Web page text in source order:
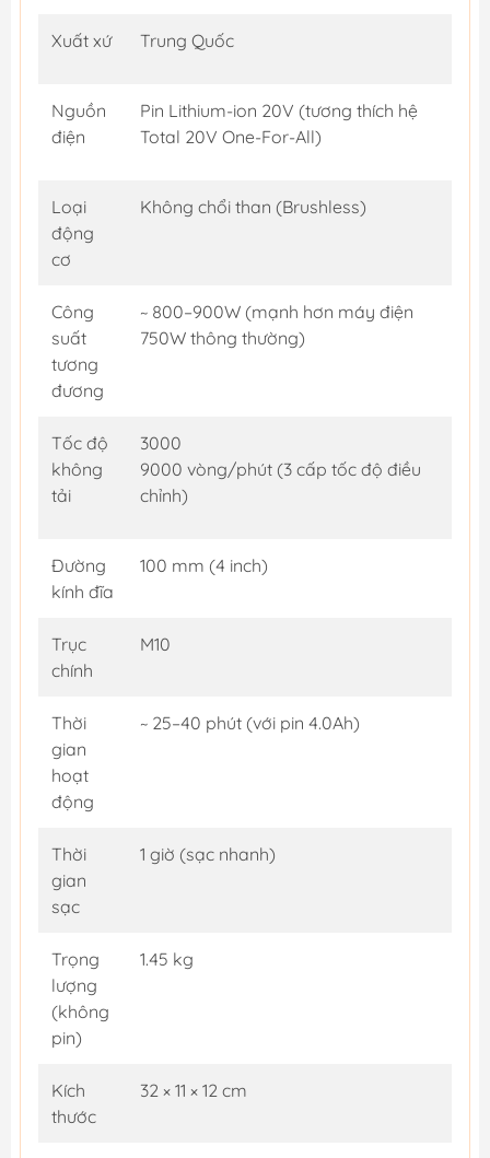
Xuất xứ Trung Quốc
Nguồn
điện
Pin Lithium-ion 20V (tương thích hệ
Total 20V One-For-All)
Loại
động
cơ
Không chổi than (Brushless)
Công
suất
tương
đương
~ 800–900W (mạnh hơn máy điện
750W thông thường)
Tốc độ
không
tải
3000
9000 vòng/phút (3 cấp tốc độ điều
chỉnh)
Đường
kính đĩa
100 mm (4 inch)
Trục
chính
M10
Thời
gian
hoạt
động
~ 25–40 phút (với pin 4.0Ah)
Thời
gian
sạc
1 giờ (sạc nhanh)
Trọng
lượng
(không
pin)
1.45 kg
Kích
thước
32 × 11 × 12 cm